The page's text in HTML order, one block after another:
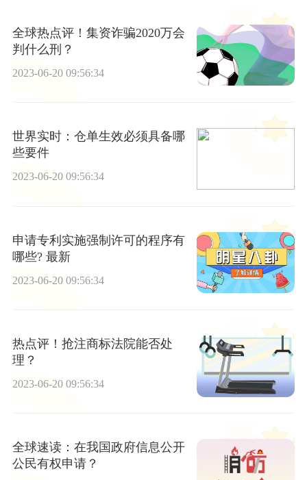
全球热点评！集资诈骗2020万会
判什么刑？
2023-06-20 09:56:34
世界实时：仓单生效必须具备哪
些要件
2023-06-20 09:56:34
申请专利实施强制许可的程序有
哪些? 最新
2023-06-20 09:56:34
热点评！抢注商标法院能否处
理？
2023-06-20 09:56:34
全球速读：在我国政府信息公开
公民有权申请？